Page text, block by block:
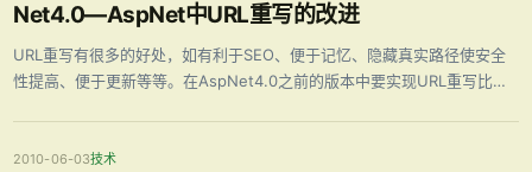
Net4.0—AspNet中URL重写的改进
URL重写有很多的好处，如有利于SEO、便于记忆、隐藏真实路径使安全
性提高、便于更新等等。在AspNet4.0之前的版本中要实现URL重写比较
2010-06-03技术